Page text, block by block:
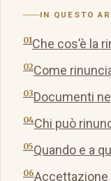
IN QUESTO
Che cos’è la
Come
Documenti
Chi può
Quando e a
Accettazione